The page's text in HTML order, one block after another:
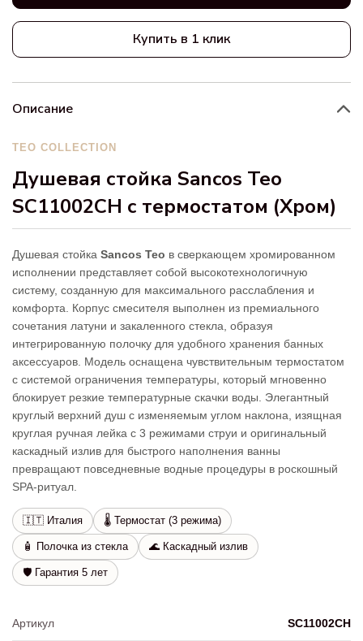
Купить в 1 клик
Описание
TEO COLLECTION
Душевая стойка Sancos Teo
SC11002CH с термостатом (Хром)
Душевая стойка Sancos Teo в сверкающем хромированном
исполнении представляет собой высокотехнологичную
систему, созданную для максимального расслабления и
комфорта. Корпус смесителя выполнен из премиального
сочетания латуни и закаленного стекла, образуя
интегрированную полочку для удобного хранения банных
аксессуаров. Модель оснащена чувствительным термостатом
с системой ограничения температуры, который мгновенно
блокирует резкие температурные скачки воды. Элегантный
круглый верхний душ с изменяемым углом наклона, изящная
круглая ручная лейка с 3 режимами струи и оригинальный
каскадный излив для быстрого наполнения ванны
превращают повседневные водные процедуры в роскошный
SPA-ритуал.
🇮🇹 Италия 🌡️ Термостат (3 режима)
🧴 Полочка из стекла 🌊 Каскадный излив
🛡️ Гарантия 5 лет
Артикул SC11002CH